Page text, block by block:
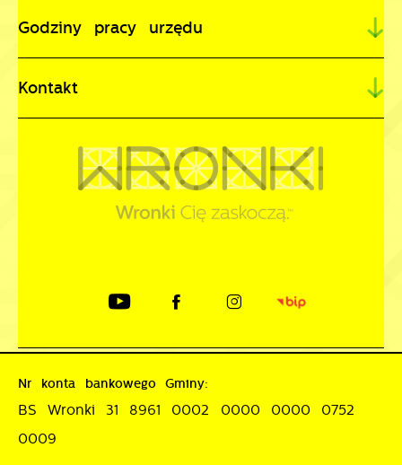
Godziny pracy urzędu
Kontakt
Nr konta bankowego Gminy:
BS Wronki 31 8961 0002 0000 0000 0752
0009